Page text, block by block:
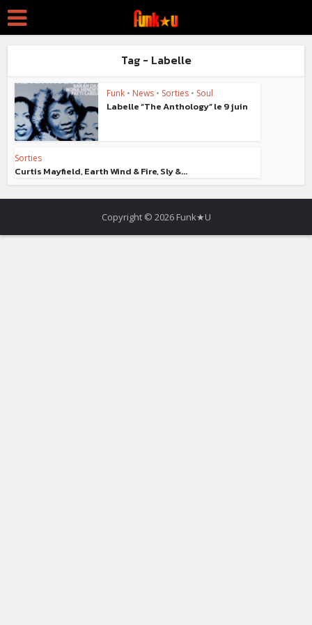
Tag - Labelle
Funk • News • Sorties • Soul
Labelle “The Anthology” le 9 juin
Sorties
Curtis Mayfield, Earth Wind & Fire, Sly &...
Copyright © 2026 Funk★U